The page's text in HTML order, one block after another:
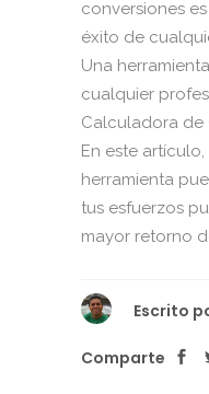
conversiones
éxito de
Una
cualquier
Calculadora de
En este
herramienta
tus esfuerzos
mayor retorno
Escrito
Comparte